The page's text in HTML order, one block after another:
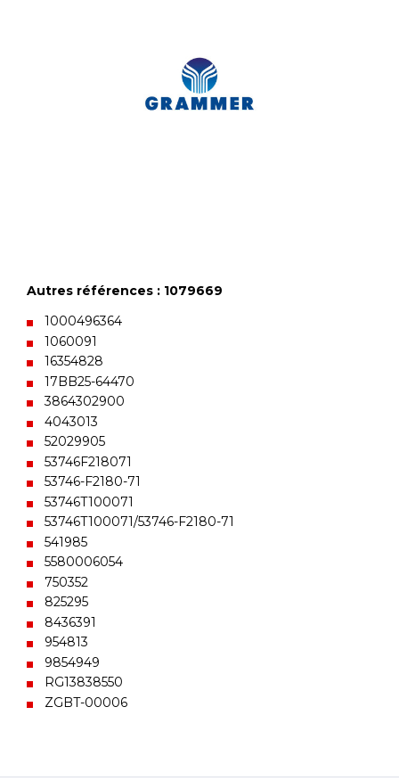
Autres références : 1079669
1000496364
1060091
16354828
17BB25-64470
3864302900
4043013
52029905
53746F218071
53746-F2180-71
53746T100071
53746T100071/53746-F2180-71
541985
5580006054
750352
825295
8436391
954813
9854949
RG13838550
ZGBT-00006